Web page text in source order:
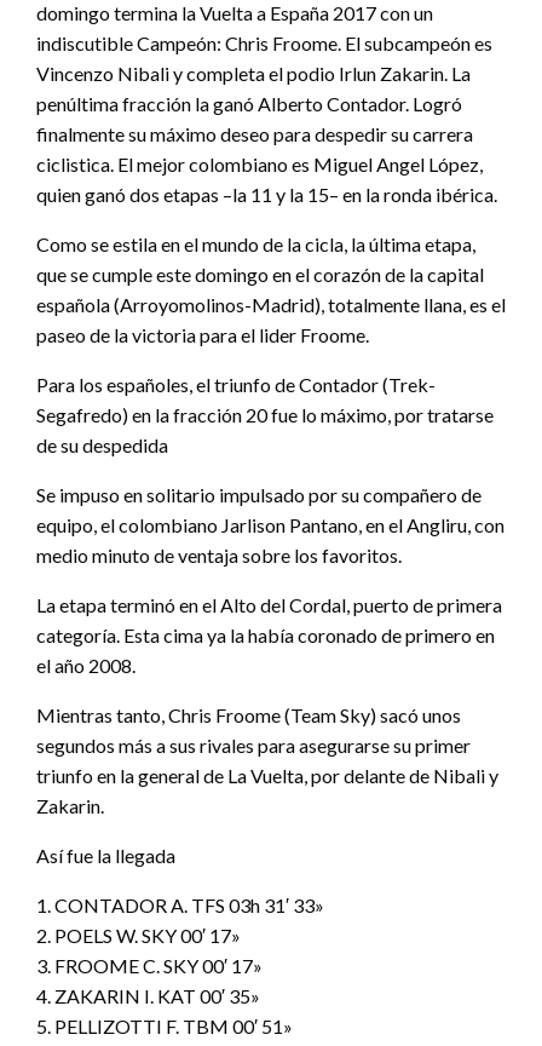
domingo termina la Vuelta a España 2017 con un
indiscutible Campeón: Chris Froome. El subcampeón es
Vincenzo Nibali y completa el podio Irlun Zakarin. La
penúltima fracción la ganó Alberto Contador. Logró
finalmente su máximo deseo para despedir su carrera
ciclistica. El mejor colombiano es Miguel Angel López,
quien ganó dos etapas –la 11 y la 15– en la ronda ibérica.
Como se estila en el mundo de la cicla, la última etapa,
que se cumple este domingo en el corazón de la capital
española (Arroyomolinos-Madrid), totalmente llana, es el
paseo de la victoria para el lider Froome.
Para los españoles, el triunfo de Contador (Trek-
Segafredo) en la fracción 20 fue lo máximo, por tratarse
de su despedida
Se impuso en solitario impulsado por su compañero de
equipo, el colombiano Jarlison Pantano, en el Angliru, con
medio minuto de ventaja sobre los favoritos.
La etapa terminó en el Alto del Cordal, puerto de primera
categoría. Esta cima ya la había coronado de primero en
el año 2008.
Mientras tanto, Chris Froome (Team Sky) sacó unos
segundos más a sus rivales para asegurarse su primer
triunfo en la general de La Vuelta, por delante de Nibali y
Zakarin.
Así fue la llegada
1. CONTADOR A. TFS 03h 31′ 33»
2. POELS W. SKY 00′ 17»
3. FROOME C. SKY 00′ 17»
4. ZAKARIN I. KAT 00′ 35»
5. PELLIZOTTI F. TBM 00′ 51»